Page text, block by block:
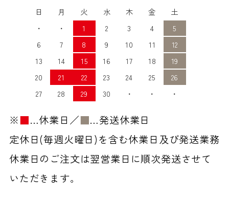
日 月 火 水 木 金
土
・
・ 1 2 3 4
5
6
7 8 9 10 11
12
13
14 15 16 17 18
19
20
21 22 23 24 25
26
27
28 29 30 ・ ・ ・
※■…休業日／■…発送休業日
定休日(毎週火曜日)を含む休業日及び発送業務
休業日のご注文は翌営業日に順次発送させて
いただきます。